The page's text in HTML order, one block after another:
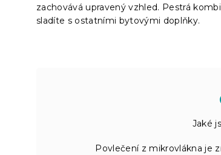
zachovává upravený vzhled. Pestrá
sladíte s ostatními bytovými doplňky.
Jaké
Povlečení z mikrovlákna je